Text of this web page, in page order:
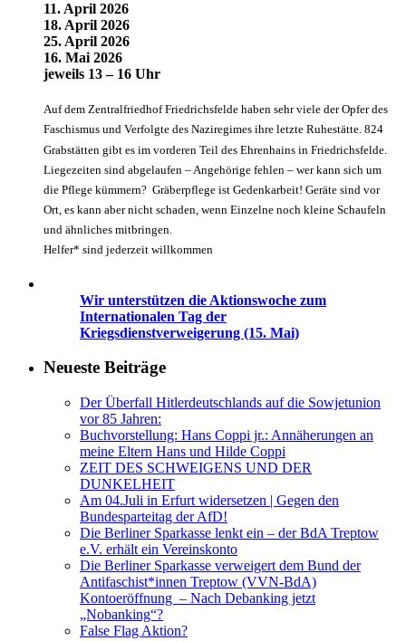
11. April 2026
18. April 2026
25. April 2026
16. Mai 2026
jeweils 13 – 16 Uhr
Auf dem Zentralfriedhof Friedrichsfelde haben sehr viele der Opfer des
Faschismus und Verfolgte des Naziregimes ihre letzte Ruhestätte. 824
Grabstätten gibt es im vorderen Teil des Ehrenhains in Friedrichsfelde.
Liegezeiten sind abgelaufen – Angehörige fehlen – wer kann sich um
die Pflege kümmern? Gräberpflege ist Gedenkarbeit! Geräte sind vor
Ort, es kann aber nicht schaden, wenn Einzelne noch kleine Schaufeln
und ähnliches mitbringen.
Helfer* sind jederzeit willkommen
Wir unterstützen die Aktionswoche zum
Internationalen Tag der
Kriegsdienstverweigerung (15. Mai)
Neueste Beiträge
Der Überfall Hitlerdeutschlands auf die Sowjetunion
vor 85 Jahren:
Buchvorstellung: Hans Coppi jr.: Annäherungen an
meine Eltern Hans und Hilde Coppi
ZEIT DES SCHWEIGENS UND DER
DUNKELHEIT
Am 04.Juli in Erfurt widersetzen | Gegen den
Bundesparteitag der AfD!
Die Berliner Sparkasse lenkt ein – der BdA Treptow
e.V. erhält ein Vereinskonto
Die Berliner Sparkasse verweigert dem Bund der
Antifaschist*innen Treptow (VVN-BdA)
Kontoeröffnung – Nach Debanking jetzt
„Nobanking“?
False Flag Aktion?